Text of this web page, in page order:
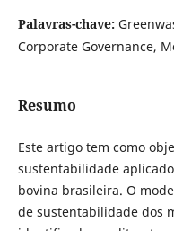
Palavras-chave:
Corporate Governance,
Resumo
Este artigo tem como
sustentabilidade
bovina brasileira. O
de sustentabilidade dos